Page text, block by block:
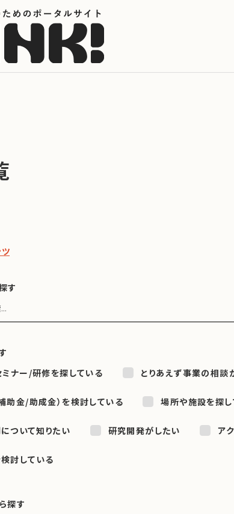
す
ナー/研修を探している
とりあえず事業の相談
助金/助成金）を検討している 場所や施設を探し
ついて知りたい 研究開発がしたい ア
討している
探す